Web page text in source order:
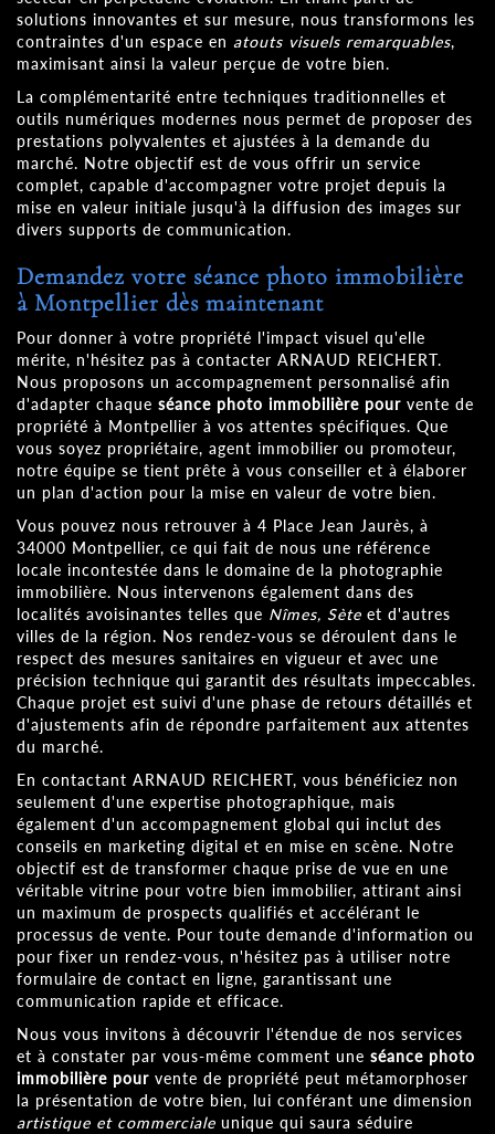
solutions innovantes et sur mesure, nous transformons les
contraintes d'un espace en atouts visuels remarquables,
maximisant ainsi la valeur perçue de votre bien.
La complémentarité entre techniques traditionnelles et
outils numériques modernes nous permet de proposer des
prestations polyvalentes et ajustées à la demande du
marché. Notre objectif est de vous offrir un service
complet, capable d'accompagner votre projet depuis la
mise en valeur initiale jusqu'à la diffusion des images sur
divers supports de communication.
Demandez votre séance photo immobilière
à Montpellier dès maintenant
Pour donner à votre propriété l'impact visuel qu'elle
mérite, n'hésitez pas à contacter ARNAUD REICHERT.
Nous proposons un accompagnement personnalisé afin
d'adapter chaque séance photo immobilière pour vente de
propriété à Montpellier à vos attentes spécifiques. Que
vous soyez propriétaire, agent immobilier ou promoteur,
notre équipe se tient prête à vous conseiller et à élaborer
un plan d'action pour la mise en valeur de votre bien.
Vous pouvez nous retrouver à 4 Place Jean Jaurès, à
34000 Montpellier, ce qui fait de nous une référence
locale incontestée dans le domaine de la photographie
immobilière. Nous intervenons également dans des
localités avoisinantes telles que Nîmes, Sète et d'autres
villes de la région. Nos rendez-vous se déroulent dans le
respect des mesures sanitaires en vigueur et avec une
précision technique qui garantit des résultats impeccables.
Chaque projet est suivi d'une phase de retours détaillés et
d'ajustements afin de répondre parfaitement aux attentes
du marché.
En contactant ARNAUD REICHERT, vous bénéficiez non
seulement d'une expertise photographique, mais
également d'un accompagnement global qui inclut des
conseils en marketing digital et en mise en scène. Notre
objectif est de transformer chaque prise de vue en une
véritable vitrine pour votre bien immobilier, attirant ainsi
un maximum de prospects qualifiés et accélérant le
processus de vente. Pour toute demande d'information ou
pour fixer un rendez-vous, n'hésitez pas à utiliser notre
formulaire de contact en ligne, garantissant une
communication rapide et efficace.
Nous vous invitons à découvrir l'étendue de nos services
et à constater par vous-même comment une séance photo
immobilière pour vente de propriété peut métamorphoser
la présentation de votre bien, lui conférant une dimension
artistique et commerciale unique qui saura séduire